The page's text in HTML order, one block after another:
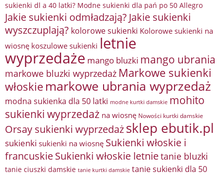
sukienki dl a 40 latki? Modne sukienki dla pań po 50 Allegro
Jakie sukienki odmładzają? Jakie sukienki
wyszczuplają? kolorowe sukienki Kolorowe sukienki na
wiosnę koszulowe sukienki letnie
wyprzedaże mango bluzki mango ubrania
markowe bluzki wyprzedaż Markowe sukienki
włoskie markowe ubrania wyprzedaż
modna sukienka dla 50 latki modne kurtki damskie mohito
sukienki wyprzedaż na wiosnę Nowości kurtki damskie
Orsay sukienki wyprzedażsklep ebutik.pl
sukienki sukienki na wiosnę Sukienki włoskie i
francuskieSukienki włoskie letnietanie bluzki
tanie ciuszki damskie tanie kurtki damskie tanie sukienki dla 50